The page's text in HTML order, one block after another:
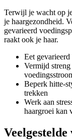
Terwijl je wacht op
je haargezondheid.
gevarieerd
raakt ook je haar.
Eet
Vermijd
Beperk hitte-
trekken
Werk aan
haargroei kan
Veelgestelde